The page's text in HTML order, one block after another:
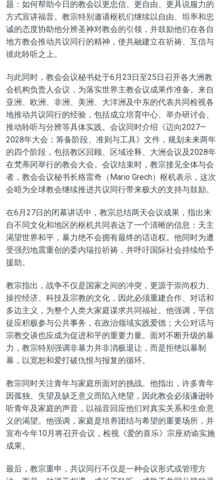
题：如何帮助今日的教会以更忠信、更自由、更具说服力的
方式宣讲福音。教宗特别邀请枢机们继续以自由、坦率和忠
诚的态度协助他分辨圣神对教会的引领，并鼓励他们在各自
地方教会推动共议同行的精神，使共融建立在祈祷、互信与
彼此聆听之上。
与此同时，教会会议秘书处于6月23日至25日召开各大洲教
会机构负责人会议，为落实世界主教会议成果作准备。来自
亚洲、欧洲、非洲、美洲、大洋洲及中东的代表共同检视各
地推动共议同行的经验，包括成立培育中心、举办研讨会、
推动聆听与分辨等具体实践。会议同时介绍《迈向2027—
2028年大会：筹备阶段、准则与工具》文件，规划未来两年
的四个阶段，包括教区回顾、区域诠释、大洲会议及2028年
在梵蒂冈举行的教会大会。会议结束时，教宗接见全体与会
者，教会会议秘书长格雷奇（Mario Grech）枢机表示，这次
会晤为全球教会继续推进共议同行带来极大的支持与鼓励。
在6月27日的闭幕讲话中，教宗总结两天会议成果，指出来
自不同文化和地区的枢机共同表达了一个清晰的信息：天主
渴望世界和平，暴力绝不会拥有最终的话语权。他同时为遭
受强烈地震重创的委内瑞拉祈祷，并呼吁国际社会持续给予
援助。
教宗指出，战争不仅是国家之间的冲突，更源于崇尚权力、
操控经济、科技及宗教的文化，因此必须重建合作、对话和
多边主义，为整个人类大家庭谋求共同福祉。他强调，平信
徒应积极参与公共事务，在政治领域实践爱德；大公对话与
宗教交谈也应成为促进和平的重要力量。面对不断升级的暴
力，教宗特别强调非暴力并非消极退让，而是拒绝以暴制
暴，以宽恕和爱打破仇恨与报复的循环。
教宗同时关注青年与家庭所面对的挑战。他指出，许多青年
因孤独、失望及缺乏意义而陷入绝望，因此教会必须谦逊聆
听青年及家庭的声音，以福音回应他们对真实关系和生命意
义的渴望。他强调，家庭是培养团结与希望的重要场所，并
宣布今年10月将召开会议，检视《爱的喜乐》宗座劝谕实施
成果。
最后，教宗重申，共议同行不仅是一种会议形式或管理方